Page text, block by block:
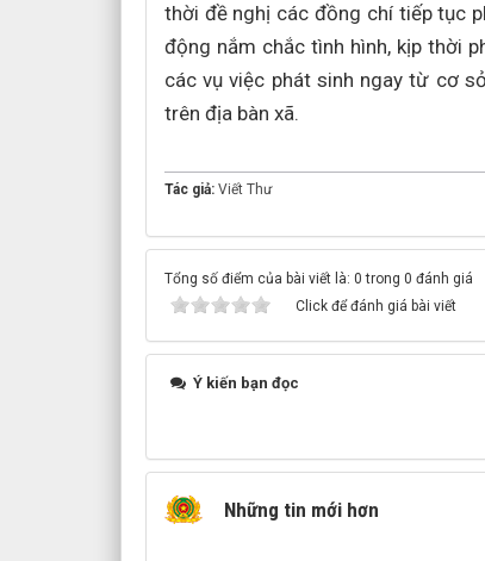
thời đề nghị các đồng chí tiếp tục
động nắm chắc tình hình, kịp thời
các vụ việc phát sinh ngay từ cơ
trên địa bàn xã.
Tác giả: Viết Thư
Tổng số điểm của bài viết là: 0 trong 0 đánh giá
Click để đánh giá bài viết
Ý kiến bạn đọc
Những tin mới hơn